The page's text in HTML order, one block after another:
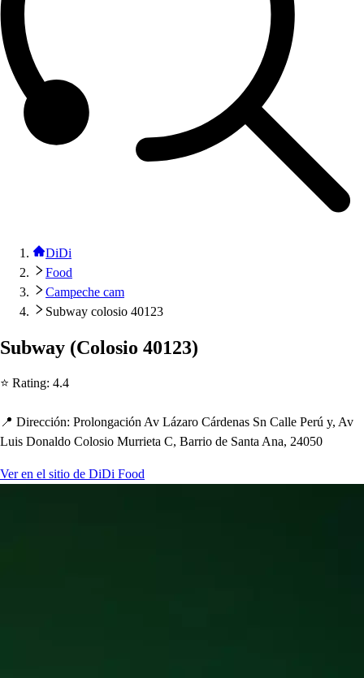
DiDi
Food
Campeche cam
Subway colosio 40123
Subway (Colosio 40123)
⭐ Rating: 4.4
📍 Dirección: Prolongación Av Lázaro Cárdenas Sn Calle Perú y, Av
Luis Donaldo Colosio Murrieta C, Barrio de Santa Ana, 24050
Ver en el sitio de DiDi Food